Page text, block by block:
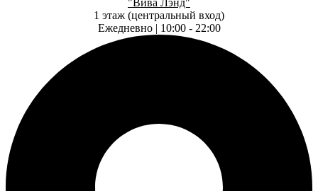
"Вива Лэнд"
1 этаж (центральный вход)
Ежедневно | 10:00 - 22:00